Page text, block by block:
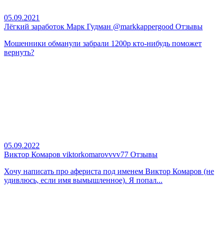
05.09.2021
Лёгкий заработок Марк Гудман @markkappergood Отзывы
Мошенники обманули забрали 1200р кто-нибудь поможет
вернуть?
05.09.2022
Виктор Комаров viktorkomarovvvv77 Отзывы
Хочу написать про афериста под именем Виктор Комаров (не
удивлюсь, если имя вымышленное). Я попал...